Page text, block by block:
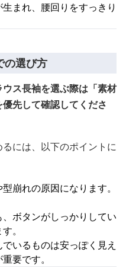
生まれ、腰回りをすっきり
の選び方
ス長袖を選ぶ際は「素材
先して確認してくださ
には、以下のポイントに
崩れの原因になります。
ボタンがしっかりしてい
。
でいるものは安っぽく見え
要です。